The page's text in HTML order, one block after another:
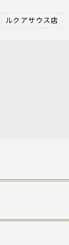
ルクアサウス店